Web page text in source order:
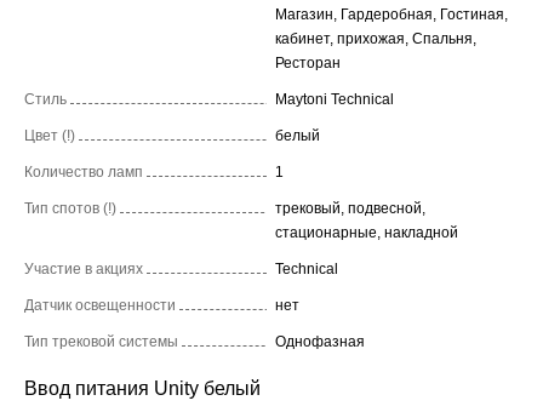
Магазин, Гардеробная, Гостиная,
кабинет, прихожая, Спальня,
Ресторан
Стиль Maytoni Technical
Цвет (!) белый
Количество ламп 1
Тип спотов (!)
трековый, подвесной,
стационарные, накладной
Участие в акциях Technical
Датчик освещенности нет
Тип трековой системы Однофазная
Ввод питания Unity белый